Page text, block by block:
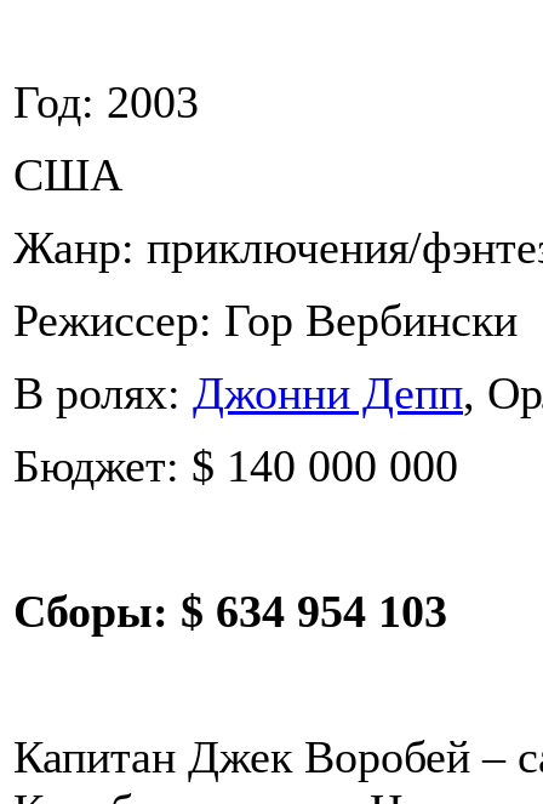
Год: 2003
США
Жанр: приключения/
Режиссер: Гор Вербински
В ролях: Джонни Депп,
Бюджет: $ 140 000 000
Сборы: $ 634 954 103
Капитан Джек Воробей –